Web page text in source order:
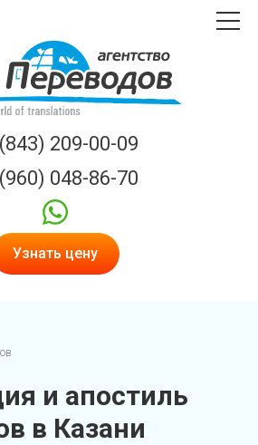
209-00-09
048-86-70
whatsapp
Узнать цену
Toggle
и апостиль
в Казани